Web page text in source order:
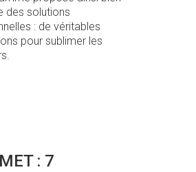
des solutions
: de véritables
pour sublimer les
: 7